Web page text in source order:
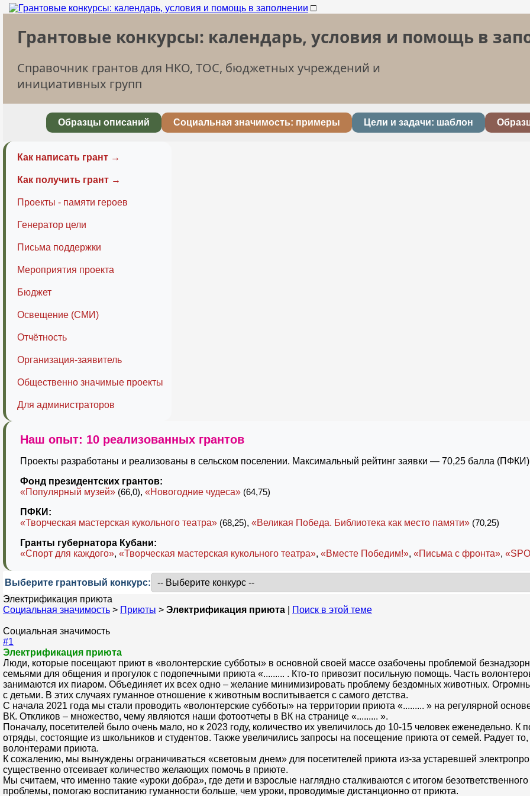
□
Грантовые конкурсы: календарь, условия и помощь в
Справочник грантов для НКО, ТОС, бюджетных учреждений и
инициативных групп
Образцы описаний Социальная значимость: примеры Цели и задачи: шаблон
Как написать грант →
Как получить грант →
Проекты - памяти героев
Генератор цели
Письма поддержки
Мероприятия проекта
Бюджет
Освещение (СМИ)
Отчётность
Организация-заявитель
Общественно значимые проекты
Для администраторов
Наш опыт: 10 реализованных грантов
Проекты разработаны и реализованы в сельском поселении. Максимальный рейтинг заявки — 70,25 балла
Фонд президентских грантов:
«Популярный музей» (66,0), «Новогодние чудеса» (64,75)
ПФКИ:
«Творческая мастерская кукольного театра» (68,25), «Великая Победа. Библиотека как место памяти» (70,25)
Гранты губернатора Кубани:
«Спорт для каждого», «Творческая мастерская кукольного театра», «Вместе Победим!», «Письма с фронта»,
Выберите грантовый конкурс:
Электрификация приюта
Социальная значимость > Приюты > Электрификация приюта Поиск в этой теме
Социальная значимость
#1
Электрификация приюта
Люди, которые посещают приют в «волонтерские субботы» в основной своей массе озабочены проблемой
семьями для общения и прогулок с подопечными приюта «......... . Кто-то привозит посильную помощь. Часть
занимаются их пиаром. Объединяет их всех одно – желание минимизировать проблему бездомных животных.
с детьми. В этих случаях гуманное отношение к животным воспитывается с самого детства.
С начала 2021 года мы стали проводить «волонтерские субботы» на территории приюта «......... » на регулярной
ВК. Откликов – множество, чему являются наши фотоотчеты в ВК на странице «......... ».
Поначалу, посетителей было очень мало, но к 2023 году, количество их увеличилось до 10-15 человек еженедельно.
отряды, состоящие из школьников и студентов. Также увеличились запросы на посещение приюта от семей. Радует
волонтерами приюта.
К сожалению, мы вынуждены ограничиваться «световым днем» для посетителей приюта из-за устаревшей
существенно отсеивает количество желающих помочь в приюте.
Мы считаем, что именно такие «уроки добра», где дети и взрослые наглядно сталкиваются с итогом
проблемы, помогаю воспитанию гуманности больше, чем уроки, проводимые дистанционно от приюта.